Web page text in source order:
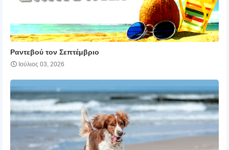
Ραντεβού τον Σεπτέμβριο
Ιούλιος 03, 2026